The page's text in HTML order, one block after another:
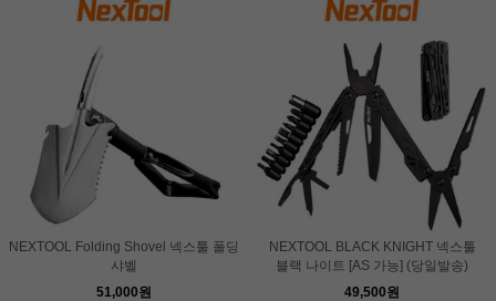
NEXTOOL Folding Shovel 넥스툴 폴딩
샤벨
51,000원
NEXTOOL BLACK KNIGHT 넥스툴
블랙 나이트 [AS 가능] (당일발송)
49,500원